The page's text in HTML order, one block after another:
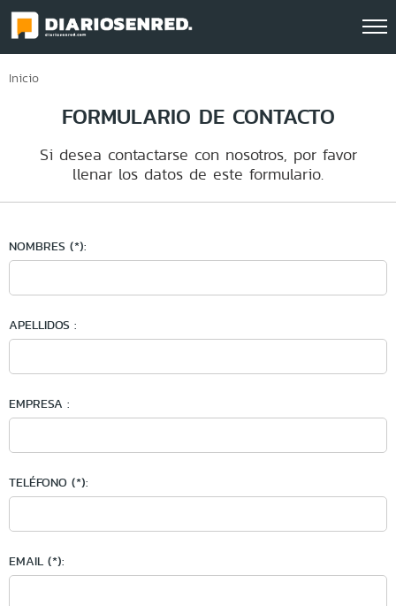
Click acá para ir directamente al contenido
Inicio
FORMULARIO DE CONTACTO
Si desea contactarse con nosotros, por favor
llenar los datos de este formulario.
NOMBRES (*):
APELLIDOS :
EMPRESA :
TELÉFONO (*):
EMAIL (*):